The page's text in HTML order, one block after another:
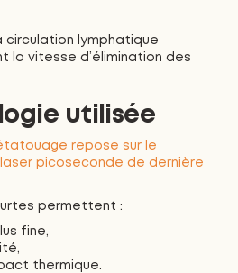
circulation lymphatique
la vitesse d’élimination des
utilisée
repose sur le
laser picoseconde de dernière
permettent :
fine,
thermique.